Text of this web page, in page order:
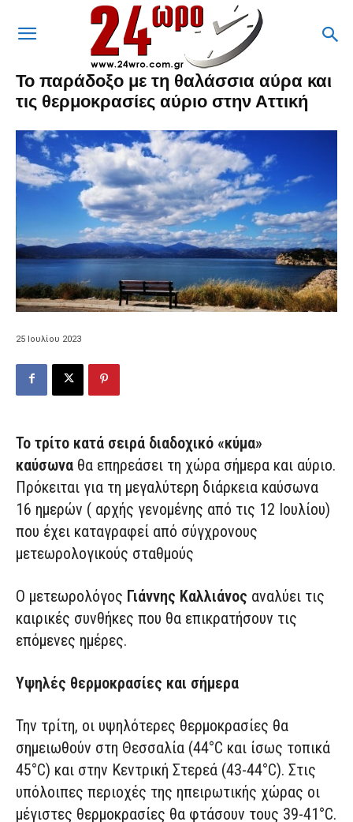
Το παράδοξο με τη θαλάσσια αύρα και
τις θερμοκρασίες αύριο στην Αττική
25 Ιουλίου 2023
Το τρίτο κατά σειρά διαδοχικό «κύμα»
καύσωνα θα επηρεάσει τη χώρα σήμερα και αύριο.
Πρόκειται για τη μεγαλύτερη διάρκεια καύσωνα
16 ημερών ( αρχής γενομένης από τις 12 Ιουλίου)
που έχει καταγραφεί από σύγχρονους
μετεωρολογικούς σταθμούς
Ο μετεωρολόγος Γιάννης Καλλιάνος αναλύει τις
καιρικές συνθήκες που θα επικρατήσουν τις
επόμενες ημέρες.
Υψηλές θερμοκρασίες και σήμερα
Την τρίτη, οι υψηλότερες θερμοκρασίες θα
σημειωθούν στη Θεσσαλία (44°C και ίσως τοπικά
45°C) και στην Κεντρική Στερεά (43-44°C). Στις
υπόλοιπες περιοχές της ηπειρωτικής χώρας οι
μέγιστες θερμοκρασίες θα φτάσουν τους 39-41°C.